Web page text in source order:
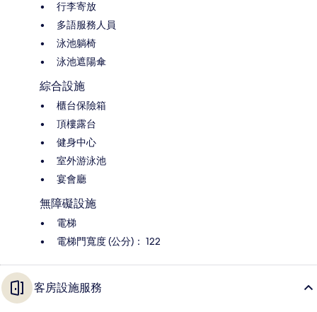
行李寄放
多語服務人員
泳池躺椅
泳池遮陽傘
綜合設施
櫃台保險箱
頂樓露台
健身中心
室外游泳池
宴會廳
無障礙設施
電梯
電梯門寬度 (公分)： 122
客房設施服務